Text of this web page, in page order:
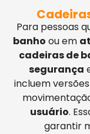
Para pessoas
banho ou em
cadeiras de
segurança
incluem
usuário.
garantir